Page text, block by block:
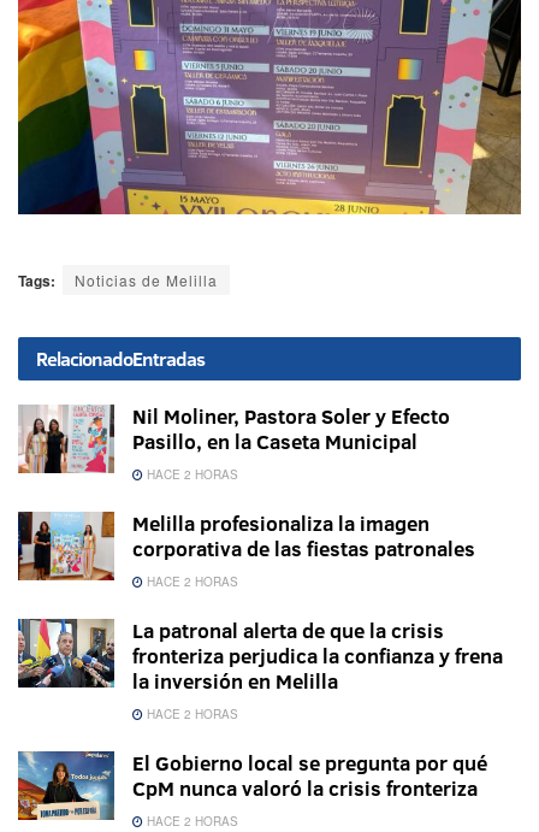
Tags: Noticias de Melilla
RelacionadoEntradas
Nil Moliner, Pastora Soler y Efecto
Pasillo, en la Caseta Municipal
HACE 2 HORAS
Melilla profesionaliza la imagen
corporativa de las fiestas patronales
HACE 2 HORAS
La patronal alerta de que la crisis
fronteriza perjudica la confianza y frena
la inversión en Melilla
HACE 2 HORAS
El Gobierno local se pregunta por qué
CpM nunca valoró la crisis fronteriza
HACE 2 HORAS